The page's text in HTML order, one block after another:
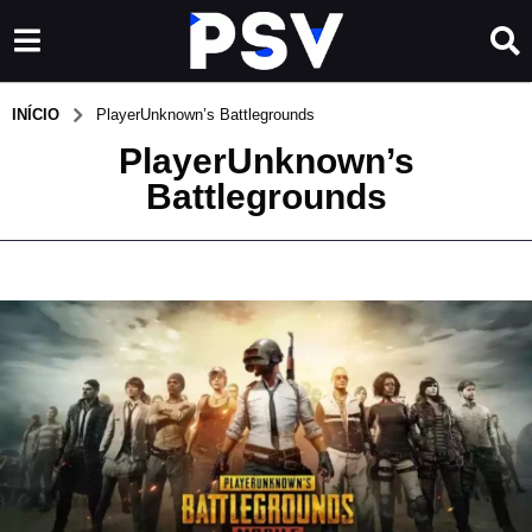
INÍCIO PlayerUnknown’s Battlegrounds
PlayerUnknown’s
Battlegrounds